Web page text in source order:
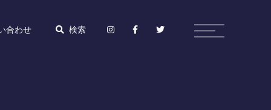
合わせ 検索